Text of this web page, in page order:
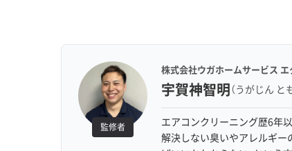
監修者
株式会社ウガホームサービス
宇賀神智明（うがじん と
エアコンクリーニング歴6年
解決しない臭いやアレルギー